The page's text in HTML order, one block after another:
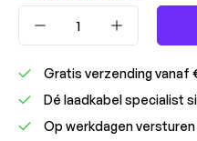
Gratis verzending vanaf
Dé laadkabel specialist
Op werkdagen versturen